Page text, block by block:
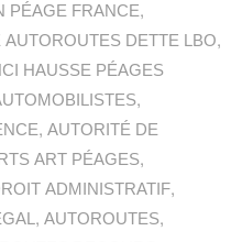
PÉAGE FRANCE,
DETTE LBO,
HAUSSE PÉAGES
,
,AUTORITÉ DE
ART PÉAGES,
ADMINISTRATIF,
,AUTOROUTES,